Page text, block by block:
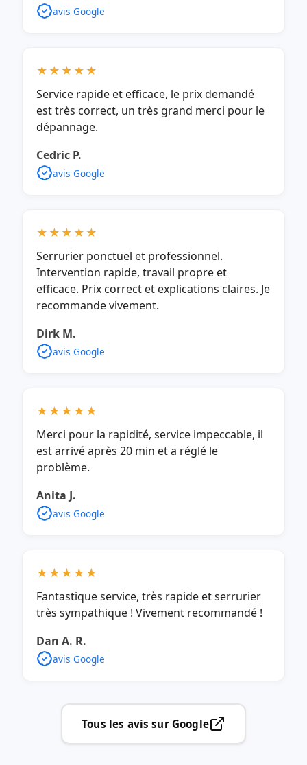
avis Google
★★★★★
Service rapide et efficace, le prix demandé
est très correct, un très grand merci pour le
dépannage.
Cedric P.
avis Google
★★★★★
Serrurier ponctuel et professionnel.
Intervention rapide, travail propre et
efficace. Prix correct et explications claires. Je
recommande vivement.
Dirk M.
avis Google
★★★★★
Merci pour la rapidité, service impeccable, il
est arrivé après 20 min et a réglé le
problème.
Anita J.
avis Google
★★★★★
Fantastique service, très rapide et serrurier
très sympathique ! Vivement recommandé !
Dan A. R.
avis Google
Tous les avis sur Google